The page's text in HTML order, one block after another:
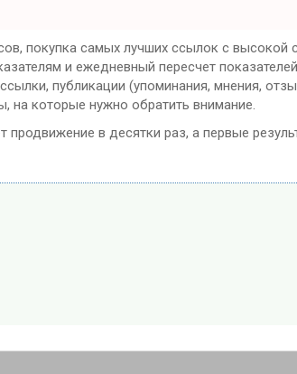
покупка самых лучших ссылок с высокой
и ежедневный пересчет
публикации (упоминания, мнения,
на которые нужно обратить внимание.
продвижение в десятки раз, а первые